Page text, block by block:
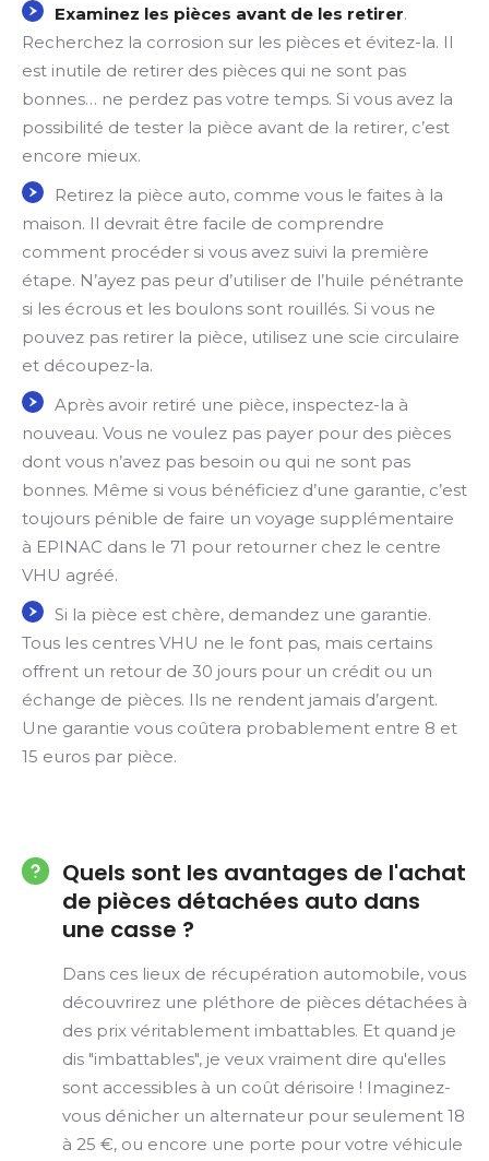
Examinez les pièces avant de les retirer.
Recherchez la corrosion sur les pièces et évitez-la. Il
est inutile de retirer des pièces qui ne sont pas
bonnes… ne perdez pas votre temps. Si vous avez la
possibilité de tester la pièce avant de la retirer, c’est
encore mieux.
Retirez la pièce auto, comme vous le faites à la
maison. Il devrait être facile de comprendre
comment procéder si vous avez suivi la première
étape. N’ayez pas peur d’utiliser de l’huile pénétrante
si les écrous et les boulons sont rouillés. Si vous ne
pouvez pas retirer la pièce, utilisez une scie circulaire
et découpez-la.
Après avoir retiré une pièce, inspectez-la à
nouveau. Vous ne voulez pas payer pour des pièces
dont vous n’avez pas besoin ou qui ne sont pas
bonnes. Même si vous bénéficiez d’une garantie, c’est
toujours pénible de faire un voyage supplémentaire
à EPINAC dans le 71 pour retourner chez le centre
VHU agréé.
Si la pièce est chère, demandez une garantie.
Tous les centres VHU ne le font pas, mais certains
offrent un retour de 30 jours pour un crédit ou un
échange de pièces. Ils ne rendent jamais d’argent.
Une garantie vous coûtera probablement entre 8 et
15 euros par pièce.
Quels sont les avantages de l'achat
de pièces détachées auto dans
une casse ?
Dans ces lieux de récupération automobile, vous
découvrirez une pléthore de pièces détachées à
des prix véritablement imbattables. Et quand je
dis "imbattables", je veux vraiment dire qu'elles
sont accessibles à un coût dérisoire ! Imaginez-
vous dénicher un alternateur pour seulement 18
à 25 €, ou encore une porte pour votre véhicule